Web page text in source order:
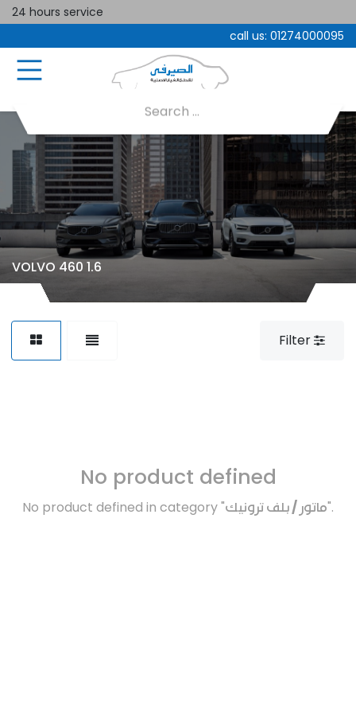
24 hours service
call us: 01274000095
VOLVO 460 1.6
Filter
No product defined
No product defined in category "ماتور / بلف ترونيك".